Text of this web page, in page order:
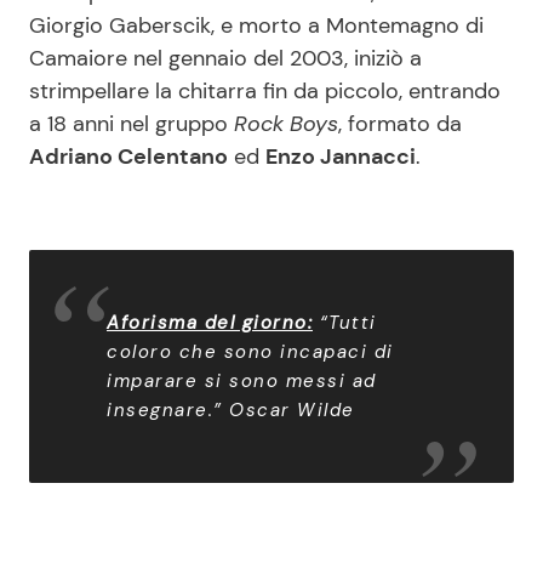
Giorgio Gaberscik, e morto a Montemagno di
Camaiore nel gennaio del 2003, iniziò a
strimpellare la chitarra fin da piccolo, entrando
a 18 anni nel gruppo Rock Boys, formato da
Adriano Celentano ed Enzo Jannacci.
Aforisma del giorno: “Tutti
coloro che sono incapaci di
imparare si sono messi ad
insegnare.” Oscar Wilde